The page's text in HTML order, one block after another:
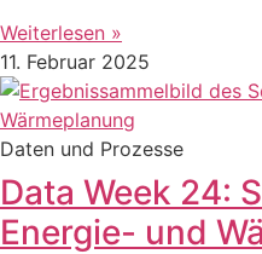
Weiterlesen »
11. Februar 2025
Daten und Prozesse
Data Week 24:
Energie- und